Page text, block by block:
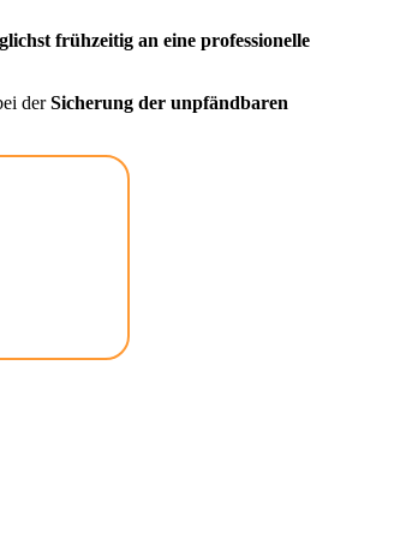
frühzeitig an eine professionelle
derSicherung der unpfändbaren